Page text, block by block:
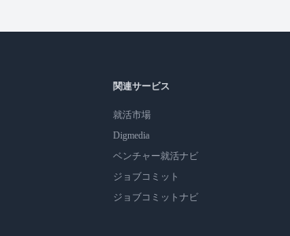
関連サービス
就活市場
Digmedia
ベンチャー就活ナビ
ジョブコミット
ジョブコミットナビ